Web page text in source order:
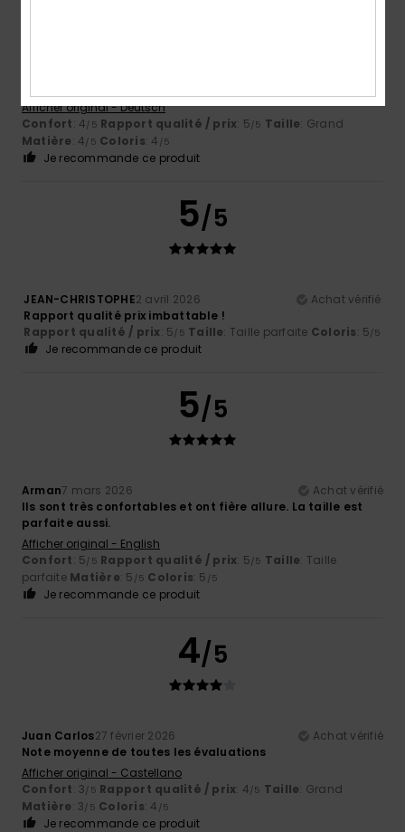
Afficher original - Deutsch
Confort: 4/5 Rapport qualité / prix: 5/5 Taille: Grand
Matière: 4/5 Coloris: 4 /5
Je recommande ce produit
5/5
JEAN-CHRISTOPHE2 avril 2026
Achat vérifié
Rapport qualité prix imbattable !
Rapport qualité / prix: 5/5 Taille: Taille parfaite Coloris: 5/5
Je recommande ce produit
5/5
Arman7 mars 2026
Achat vérifié
Ils sont très confortables et ont fière allure. La taille est
parfaite aussi.
Afficher original - English
Confort: 5/5 Rapport qualité / prix: 5/5 Taille: Taille
parfaite Matière: 5 /5 Coloris: 5 /5
Je recommande ce produit
4/5
Juan Carlos27 février 2026
Achat vérifié
Note moyenne de toutes les évaluations
Afficher original - Castellano
Confort: 3/5 Rapport qualité / prix: 4/5 Taille: Grand
Matière: 3/5 Coloris: 4 /5
Je recommande ce produit